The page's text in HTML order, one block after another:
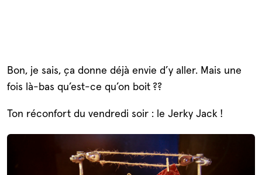
Bon, je sais, ça donne déjà envie d’y aller. Mais une
fois là-bas qu’est-ce qu’on boit ??
Ton réconfort du vendredi soir : le Jerky Jack !